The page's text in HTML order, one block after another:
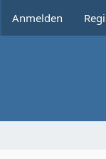
Anmelden